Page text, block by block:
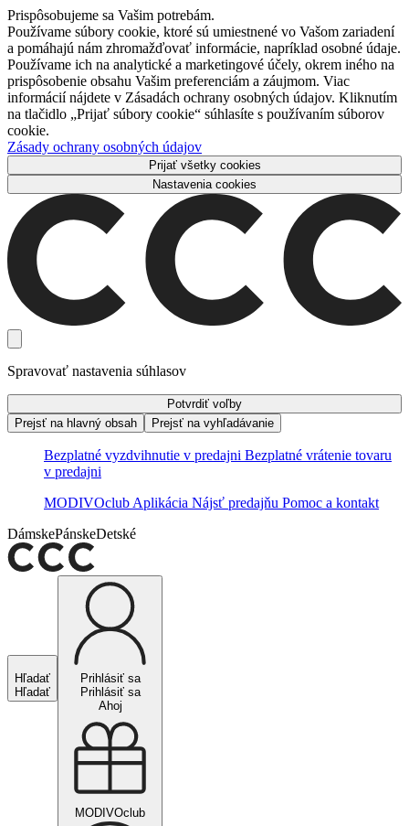
Prispôsobujeme sa Vašim potrebám.
Používame súbory cookie, ktoré sú umiestnené vo Vašom zariadení
a pomáhajú nám zhromažďovať informácie, napríklad osobné údaje.
Používame ich na analytické a marketingové účely, okrem iného na
prispôsobenie obsahu Vašim preferenciám a záujmom. Viac
informácií nájdete v Zásadách ochrany osobných údajov. Kliknutím
na tlačidlo „Prijať súbory cookie“ súhlasíte s používaním súborov
cookie.
Zásady ochrany osobných údajov
Prijať všetky cookies
Nastavenia cookies
Spravovať nastavenia súhlasov
Potvrdiť voľby
Prejsť na hlavný obsah
Prejsť na vyhľadávanie
Bezplatné vyzdvihnutie v predajni Bezplatné vrátenie tovaru
v predajni
MODIVOclub Aplikácia Nájsť predajňu Pomoc a kontakt
DámskePánskeDetské
Hľadať
Hľadať
Prihlásiť sa
Prihlásiť sa
Ahoj
MODIVOclub